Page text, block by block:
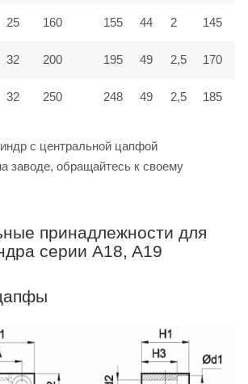
25 160 155 44 2 145
32 200 195 49 2,5 170
32 250 248 49 2,5 185
с центральной цапфой
заводе, обращайтесь к своему
принадлежности для
серии A18, A19